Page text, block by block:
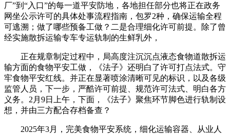
厂”到“入口”的每一道平安防地，各地担任部分也将正在政务
网坐公示许可的具体处事流程指南，包罗2种，确保运输全程
可逃溯；做了哪些预备工做？二是合理细化许可前提。除了曾
经实施散拆运输专车专运轨制的生鲜乳外，
正在规章制定过程中，局高度注沉沉点液态食物道散拆运
输方面的食物平安工做，《法子》还明白了许可打点法式。守
牢食物平安红线。并正在显著喷涂清晰可见的标识，以及各级
监管人员，下一步，严酷许可前提、规范许可法式、明白各方
义务。2月9日上午，下面，《法子》聚焦环节脚色进行轨制设
想，并由三方配合存档备查？
2025年3月，完美食物平安系统，细化运输容器、从业人